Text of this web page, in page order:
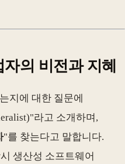
의 비전과 지혜
지에 대한 질문에
라고 소개하며,
"를 찾는다고 말합니다.
생산성 소프트웨어